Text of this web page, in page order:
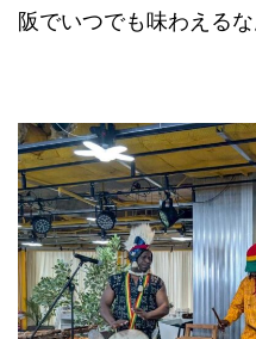
阪でいつでも味わえるな